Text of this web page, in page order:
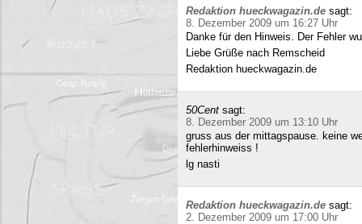
Redaktion hueckwagazin.de sagt:
8. Dezember 2009 um 16:27 Uhr
Danke für den Hinweis. Der Fehler
Liebe Grüße nach Remscheid
Redaktion hueckwagazin.de
50Cent sagt:
8. Dezember 2009 um 13:10 Uhr
gruss aus der mittagspause. keine
fehlerhinweiss !
lg nasti
Redaktion hueckwagazin.de sagt:
2. Dezember 2009 um 17:00 Uhr